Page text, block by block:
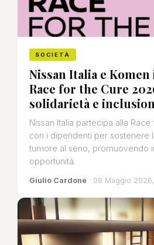
SOCIETÀ
Nissan Italia e
Race for the Cure
solidarietà e
Nissan Italia partecipa alla
con i dipendenti per sostenere
tumore al seno, promuovendo
opportunità.
Giulio Cardone · 08 Maggio 2026,